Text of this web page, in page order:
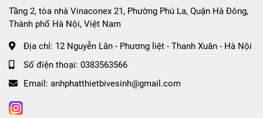
Tầng 2, tòa nhà Vinaconex 21, Phường Phú La, Quận Hà Đông,
Thành phố Hà Nội, Việt Nam
Địa chỉ: 12 Nguyễn Lân - Phương liệt - Thanh Xuân - Hà Nội
Số điện thoại: 0383563566
Email: anhphatthietbivesinh@gmail.com